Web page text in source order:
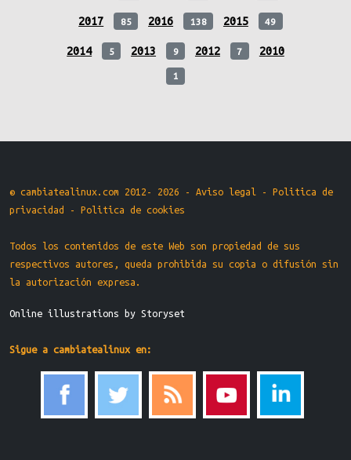
2017 85 2016 138 2015 49
2014 5 2013 9 2012 7 2010
1
© cambiatealinux.com 2012- 2026 - Aviso legal - Politica de
privacidad - Politica de cookies
Todos los contenidos de este Web son propiedad de sus
respectivos autores, queda prohibida su copia o difusión sin
la autorización expresa.
Online illustrations by Storyset
Sigue a cambiatealinux en: